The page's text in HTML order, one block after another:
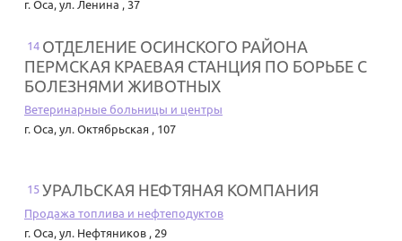
г. Оса, ул. Ленина , 37
14 ОТДЕЛЕНИЕ ОСИНСКОГО РАЙОНА
ПЕРМСКАЯ КРАЕВАЯ СТАНЦИЯ ПО БОРЬБЕ С
БОЛЕЗНЯМИ ЖИВОТНЫХ
Ветеринарные больницы и центры
г. Оса, ул. Октябрьская , 107
15 УРАЛЬСКАЯ НЕФТЯНАЯ КОМПАНИЯ
Продажа топлива и нефтеподуктов
г. Оса, ул. Нефтяников , 29